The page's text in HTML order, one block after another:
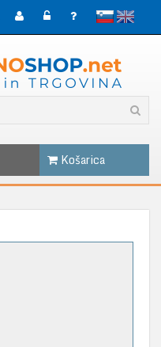
slovenskoEnglish
Košarica